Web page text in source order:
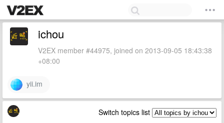
ichou
V2EX member #44975, joined on 2013-09-05 18:43:38
+08:00
yii.im
Switch topics list